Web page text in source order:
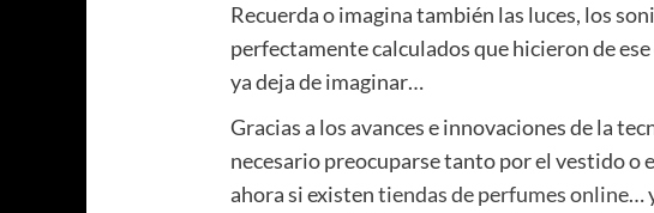
Recuerda o imagina también las luces, los
perfectamente calculados que hicieron de
ya deja de imaginar…
Gracias a los avances e innovaciones de la
necesario preocuparse tanto por el vestido o
ahora si existentiendas de perfumes online…